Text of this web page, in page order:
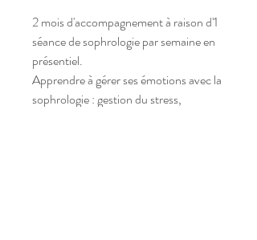
2 mois d'accompagnement à raison d'1
séance de sophrologie par semaine en
présentiel.
Apprendre à gérer ses émotions avec la
sophrologie : gestion du stress,